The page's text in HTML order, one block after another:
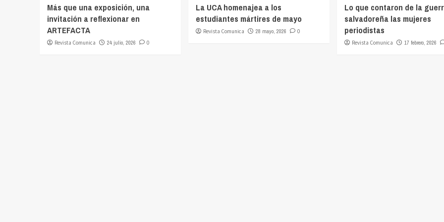
Más que una exposición, una
invitación a reflexionar en
ARTEFACTA
Revista Comunica 24 julio, 2026 0
La UCA homenajea a los
estudiantes mártires de mayo
Revista Comunica 28 mayo, 2026 0
Lo que contaron de la
salvadoreña las mujeres
periodistas
Revista Comunica 17 febrero, 2026